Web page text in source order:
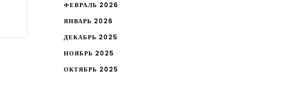
ФЕВРАЛЬ 2026
ЯНВАРЬ 2026
ДЕКАБРЬ 2025
НОЯБРЬ 2025
ОКТЯБРЬ 2025